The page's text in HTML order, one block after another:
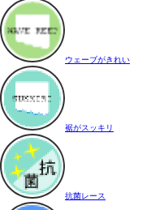
ウェーブがきれい
裾がスッキリ
抗菌レース